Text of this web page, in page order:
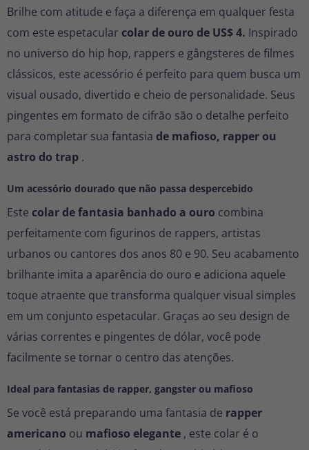
Brilhe com atitude e faça a diferença em qualquer festa
com este espetacular colar de ouro de US$ 4. Inspirado
no universo do hip hop, rappers e gângsteres de filmes
clássicos, este acessório é perfeito para quem busca um
visual ousado, divertido e cheio de personalidade. Seus
pingentes em formato de cifrão são o detalhe perfeito
para completar sua fantasia de mafioso, rapper ou
astro do trap .
Um acessório dourado que não passa despercebido
Este colar de fantasia banhado a ouro combina
perfeitamente com figurinos de rappers, artistas
urbanos ou cantores dos anos 80 e 90. Seu acabamento
brilhante imita a aparência do ouro e adiciona aquele
toque atraente que transforma qualquer visual simples
em um conjunto espetacular. Graças ao seu design de
várias correntes e pingentes de dólar, você pode
facilmente se tornar o centro das atenções.
Ideal para fantasias de rapper, gangster ou mafioso
Se você está preparando uma fantasia de rapper
americano ou mafioso elegante , este colar é o